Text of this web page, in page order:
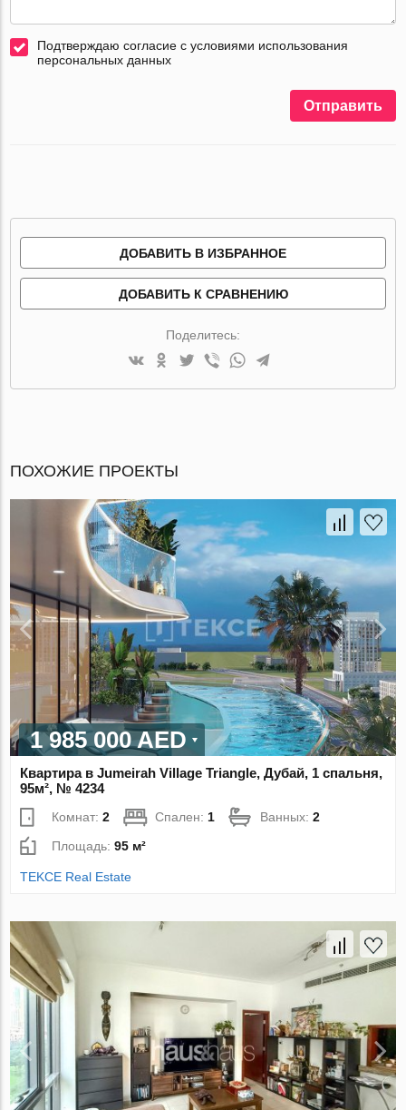
Подтверждаю согласие с условиями использования
персональных данных
Отправить
ДОБАВИТЬ В ИЗБРАННОЕ
ДОБАВИТЬ К СРАВНЕНИЮ
Поделитесь:
ПОХОЖИЕ ПРОЕКТЫ
1 985 000 AED
Квартира в Jumeirah Village Triangle, Дубай, 1 спальня,
95м², № 4234
Комнат:2 Спален:1 Ванных:2
Площадь:95 м²
TEKCE Real Estate